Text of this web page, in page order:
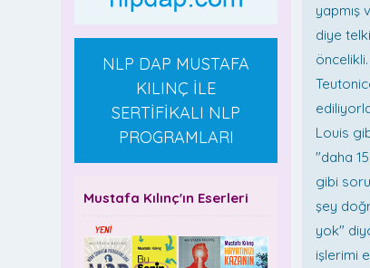
NLP DAP MUSTAFA
KILINÇ İLE
SERTİFİKALI NLP
PROGRAMLARI
Mustafa Kılınç'ın Eserleri
yapmış
diye
Louis
"daha
gibi
şey
yok"
işlerimi